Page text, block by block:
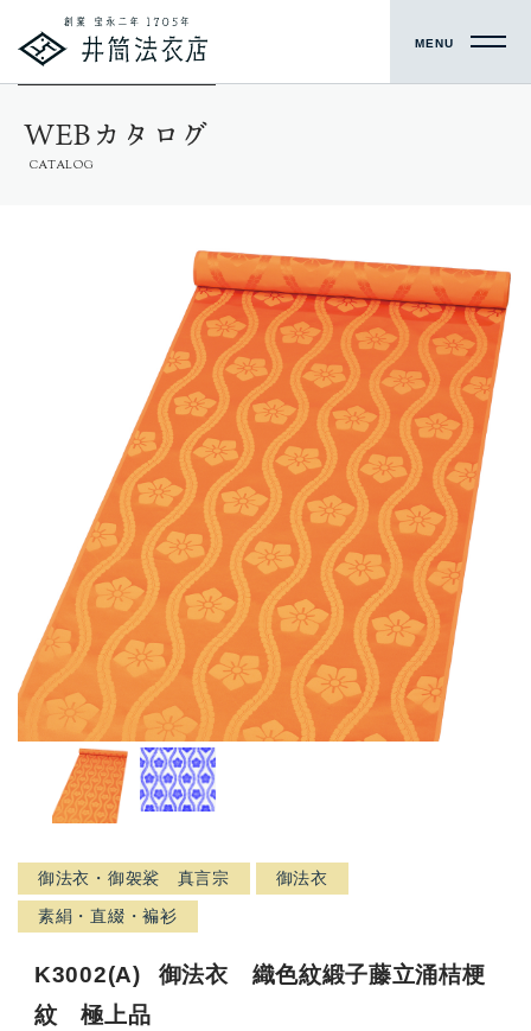
MENU
WEBカタログ
CATALOG
御法衣・御袈裟 真言宗
御法衣
素絹・直綴・褊衫
K3002(A)
御法衣 織色紋緞子藤立涌桔梗
紋 極上品